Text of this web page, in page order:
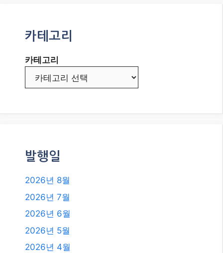
카테고리
카테고리
발행일
2026년 8월
2026년 7월
2026년 6월
2026년 5월
2026년 4월